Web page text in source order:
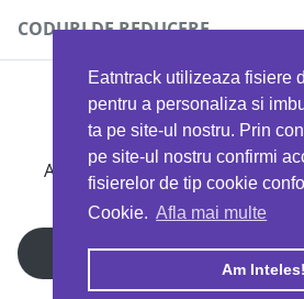
Eatntrack utilizeaza fisiere
pentru a personaliza si
ta pe site-ul nostru. Prin
pe site-ul nostru confirmi
fisierelor de tip cookie
Cookie. Afla mai multe
Am Inteles!
Politica de confidențialitate
Copyright © 2026 EAT & TRACK S.R.L
CODURI DE REDUCERE
Ai 40%reducere la orice
EATTRACK
Profită acum